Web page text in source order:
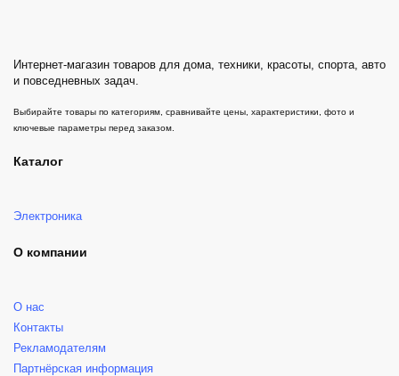
Интернет-магазин товаров для дома, техники, красоты, спорта, авто
и повседневных задач.
Выбирайте товары по категориям, сравнивайте цены, характеристики, фото и
ключевые параметры перед заказом.
Каталог
Электроника
О компании
О нас
Контакты
Рекламодателям
Партнёрская информация